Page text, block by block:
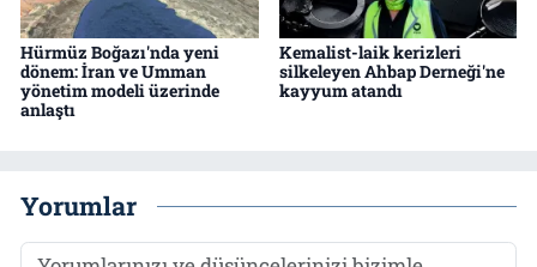
Hürmüz Boğazı'nda yeni
dönem: İran ve Umman
yönetim modeli üzerinde
anlaştı
Kemalist-laik kerizleri
silkeleyen Ahbap Derneği'ne
kayyum atandı
Yorumlar